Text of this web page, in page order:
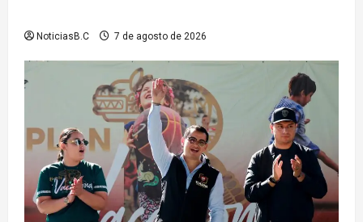
NoticiasB.C 7 de agosto de 2026